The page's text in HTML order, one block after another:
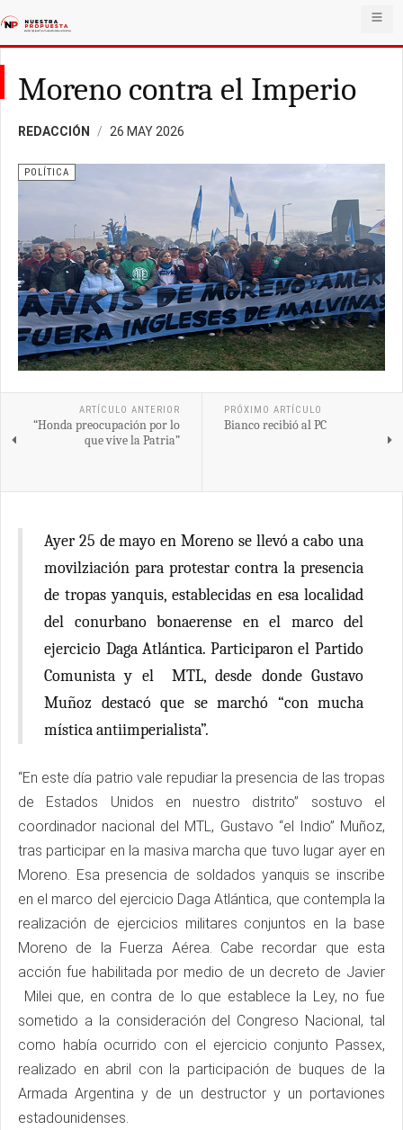
Moreno contra el Imperio
REDACCIÓN 26 MAY 2026
POLÍTICA
ARTÍCULO ANTERIOR
“Honda preocupación por lo
que vive la Patria”
PRÓXIMO ARTÍCULO
Bianco recibió al PC
Ayer 25 de mayo en Moreno se llevó a cabo una
movilziación para protestar contra la presencia
de tropas yanquis, establecidas en esa localidad
del conurbano bonaerense en el marco del
ejercicio Daga Atlántica. Participaron el Partido
Comunista y el MTL, desde donde Gustavo
Muñoz destacó que se marchó “con mucha
mística antiimperialista”.
“En este día patrio vale repudiar la presencia de las tropas
de Estados Unidos en nuestro distrito” sostuvo el
coordinador nacional del MTL, Gustavo “el Indio” Muñoz,
tras participar en la masiva marcha que tuvo lugar ayer en
Moreno. Esa presencia de soldados yanquis se inscribe
en el marco del ejercicio Daga Atlántica, que contempla la
realización de ejercicios militares conjuntos en la base
Moreno de la Fuerza Aérea. Cabe recordar que esta
acción fue habilitada por medio de un decreto de Javier
Milei que, en contra de lo que establece la Ley, no fue
sometido a la consideración del Congreso Nacional, tal
como había ocurrido con el ejercicio conjunto Passex,
realizado en abril con la participación de buques de la
Armada Argentina y de un destructor y un portaviones
estadounidenses.